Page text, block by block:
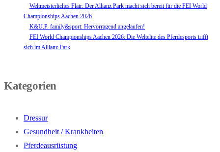
Weltmeisterliches Flair: Der Allianz Park macht sich bereit für die FEI World
Championships Aachen 2026
K&U.P. family&sport: Hervorragend angelaufen!
FEI World Championships Aachen 2026: Die Weltelite des Pferdesports trifft
sich im Allianz Park
Kategorien
Dressur
Gesundheit / Krankheiten
Pferdeausrüstung